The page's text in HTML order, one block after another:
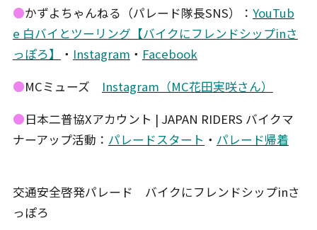
●かずよちゃんねる（パレード隊長SNS）： YouTub
e 白バイとツーリング【バイクにフレンドシップinさ
っぽろ】
・ Instagram ・ Facebook
●MCミューズ Instagram（MC花田実咲さん）
●日本二普協Xアカウント | JAPAN RIDERS バイクマ
ナーアップ活動： パレードスタート ・ パレード帰着
交通安全啓発パレード バイクにフレンドシップinさ
っぽろ